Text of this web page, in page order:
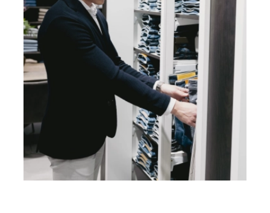
hoogte van onze events via onze nieuwsbrief!